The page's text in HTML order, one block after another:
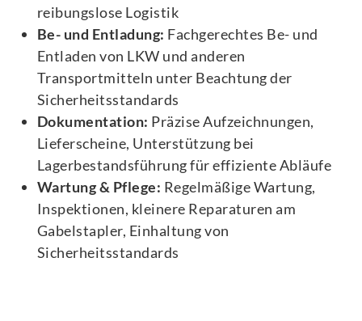
reibungslose Logistik
Be- und Entladung: Fachgerechtes Be- und
Entladen von LKW und anderen
Transportmitteln unter Beachtung der
Sicherheitsstandards
Dokumentation: Präzise Aufzeichnungen,
Lieferscheine, Unterstützung bei
Lagerbestandsführung für effiziente Abläufe
Wartung & Pflege: Regelmäßige Wartung,
Inspektionen, kleinere Reparaturen am
Gabelstapler, Einhaltung von
Sicherheitsstandards